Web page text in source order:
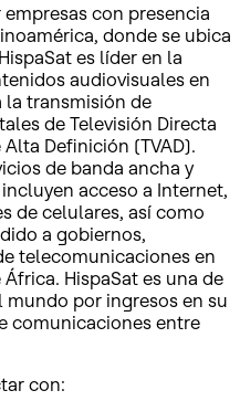
con presencia
donde se ubica
es líder en la
audiovisuales en
transmisión de
de Televisión Directa
Definición (TVAD).
de banda ancha y
acceso a Internet,
de celulares, así como
a gobiernos,
telecomunicaciones en
HispaSat es una de
por ingresos en su
comunicaciones entre
con: